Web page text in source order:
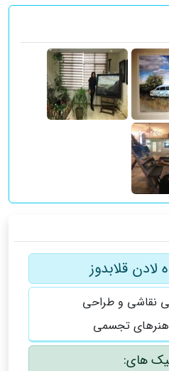
لادن قلابدوز
نقاشی و طراحی
تجسمی
های: